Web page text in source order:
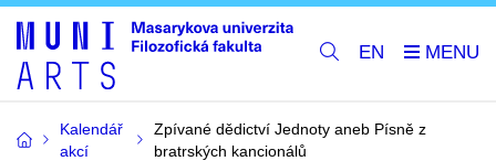
EN
Kalendář
akcí
Zpívané dědictví Jednoty aneb Písně z
bratrských kancionálů